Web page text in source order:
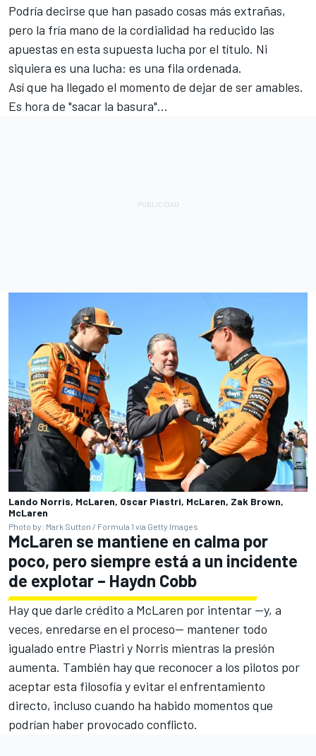
Podría decirse que han pasado cosas más extrañas,
pero la fría mano de la cordialidad ha reducido las
apuestas en esta supuesta lucha por el título. Ni
siquiera es una lucha: es una fila ordenada.
Así que ha llegado el momento de dejar de ser amables.
Es hora de "sacar la basura"...
Lando Norris, McLaren, Oscar Piastri, McLaren, Zak Brown,
McLaren
Photo by: Mark Sutton / Formula 1 via Getty Images
McLaren se mantiene en calma por
poco, pero siempre está a un incidente
de explotar – Haydn Cobb
Hay que darle crédito a McLaren por intentar —y, a
veces, enredarse en el proceso— mantener todo
igualado entre Piastri y Norris mientras la presión
aumenta. También hay que reconocer a los pilotos por
aceptar esta filosofía y evitar el enfrentamiento
directo, incluso cuando ha habido momentos que
podrían haber provocado conflicto.